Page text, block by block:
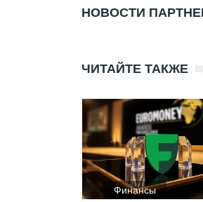
НОВОСТИ
ЧИТАЙТЕ ТАКЖЕ
Финансы